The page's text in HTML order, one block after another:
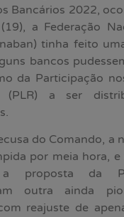
Bancários 2022,
a Federação
tinha feito
bancos
da Participação
(PLR) a ser
do Comando, a
por meia hora, e
a proposta da
outra ainda
reajuste de